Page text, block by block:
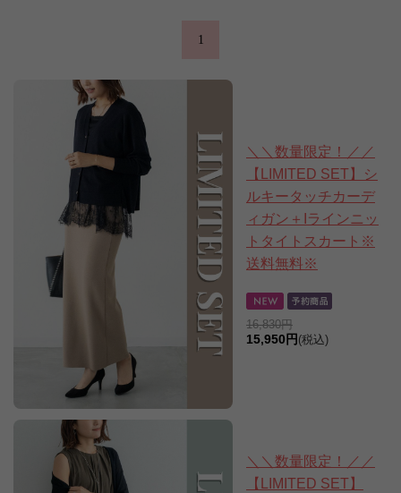
1
＼＼数量限定！／／
【LIMITED SET】シ
ルキータッチカーデ
ィガン＋Iラインニッ
トタイトスカート※
送料無料※
16,830円
15,950円 (税込)
＼＼数量限定！／／
【LIMITED SET】